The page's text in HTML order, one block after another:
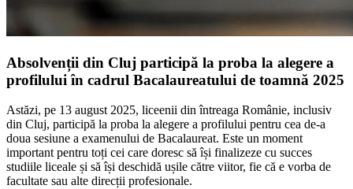
Absolvenții din Cluj participă la proba la alegere a
profilului în cadrul Bacalaureatului de toamnă 2025
Astăzi, pe 13 august 2025, liceenii din întreaga Românie, inclusiv
din Cluj, participă la proba la alegere a profilului pentru cea de-a
doua sesiune a examenului de Bacalaureat. Este un moment
important pentru toți cei care doresc să își finalizeze cu succes
studiile liceale și să își deschidă ușile către viitor, fie că e vorba de
facultate sau alte direcții profesionale.